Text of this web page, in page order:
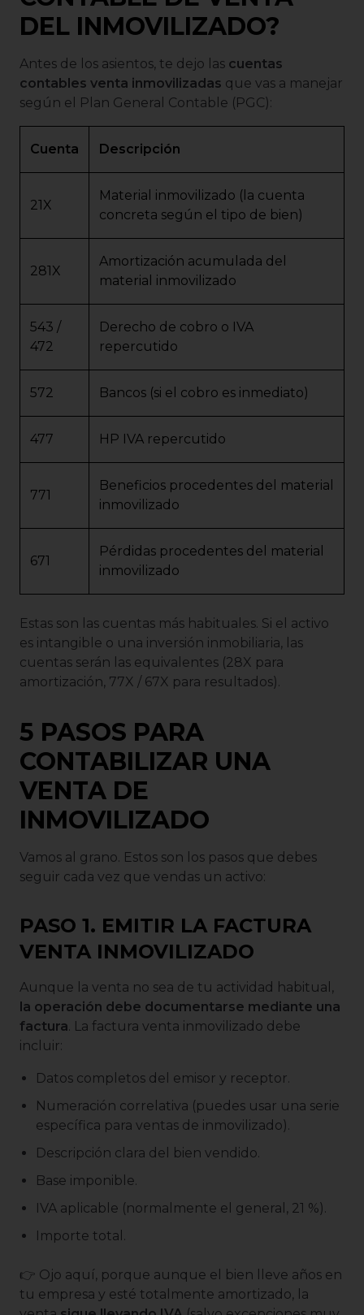
DEL INMOVILIZADO?
Antes de los asientos, te dejo las cuentas
contables venta inmovilizadas que vas a manejar
según el Plan General Contable (PGC):
Cuenta Descripción
21X
Material inmovilizado (la cuenta
concreta según el tipo de bien)
281X
Amortización acumulada del
material inmovilizado
543 /
472
Derecho de cobro o IVA
repercutido
572 Bancos (si el cobro es inmediato)
477 HP IVA repercutido
771
Beneficios procedentes del material
inmovilizado
671
Pérdidas procedentes del material
inmovilizado
Estas son las cuentas más habituales. Si el activo
es intangible o una inversión inmobiliaria, las
cuentas serán las equivalentes (28X para
amortización, 77X / 67X para resultados).
5 PASOS PARA
CONTABILIZAR UNA
VENTA DE
INMOVILIZADO
Vamos al grano. Estos son los pasos que debes
seguir cada vez que vendas un activo:
PASO 1. EMITIR LA FACTURA
VENTA INMOVILIZADO
Aunque la venta no sea de tu actividad habitual,
la operación debe documentarse mediante una
factura. La factura venta inmovilizado debe
incluir:
Datos completos del emisor y receptor.
Numeración correlativa (puedes usar una serie
específica para ventas de inmovilizado).
Descripción clara del bien vendido.
Base imponible.
IVA aplicable (normalmente el general, 21 %).
Importe total.
👉 Ojo aquí, porque aunque el bien lleve años en
tu empresa y esté totalmente amortizado, la